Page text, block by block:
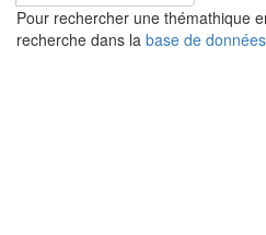
Pour rechercher une thémathique
recherche dans la base de données